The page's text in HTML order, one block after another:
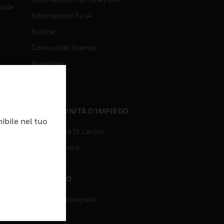
Informazioni Su IA
Notizie
Comunicati Stampa
Investitori
OPPORTUNITÀ D’IMPIEGO
Opportunità Di Lavoro
Ricerca Lavoro
CONTATTO
Contatta Honeywell
nel tuo